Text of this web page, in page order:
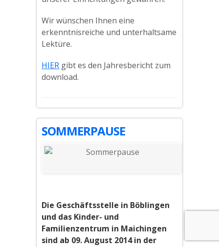
Wir wünschen Ihnen eine
erkenntnisreiche und unterhaltsame
Lektüre.
HIER gibt es den Jahresbericht zum
download.
SOMMERPAUSE
Die Geschäftsstelle in Böblingen
und das Kinder- und
Familienzentrum in Maichingen
sind ab 09. August 2014 in der